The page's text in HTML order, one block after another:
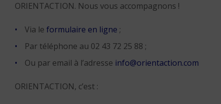
ORIENTACTION. Nous vous accompagnons !
Via le formulaire en ligne ;
Par téléphone au 02 43 72 25 88 ;
Ou par email à l’adresse info@orientaction.com
ORIENTACTION, c’est :